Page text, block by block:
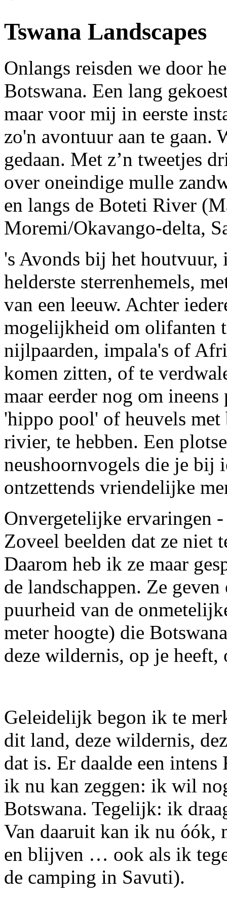
Tswana Landscapes
Onlangs reisden we door
Botswana. Een lang
maar voor mij in eerste
zo'n avontuur aan te gaan.
gedaan. Met z’n tweetjes
over oneindige mulle
en langs de Boteti River
Moremi/Okavango-delta,
's Avonds bij het houtvuur,
helderste sterrenhemels,
van een leeuw. Achter
mogelijkheid om olifanten
nijlpaarden, impala's of
komen zitten, of te
maar eerder nog om
'hippo pool' of heuvels met
rivier, te hebben. Een
neushoornvogels die je bij
ontzettends vriendelijke
Onvergetelijke ervaringen
Zoveel beelden dat ze niet
Daarom heb ik ze maar
de landschappen. Ze
puurheid van de
meter hoogte) die
deze wildernis, op je heeft,
Geleidelijk begon ik te
dit land, deze wildernis,
dat is. Er daalde een
ik nu kan zeggen: ik wil
Botswana. Tegelijk: ik
Van daaruit kan ik nu óók,
en blijven … ook als ik
de camping in Savuti).